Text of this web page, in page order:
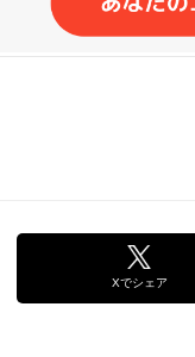
Xでシェア